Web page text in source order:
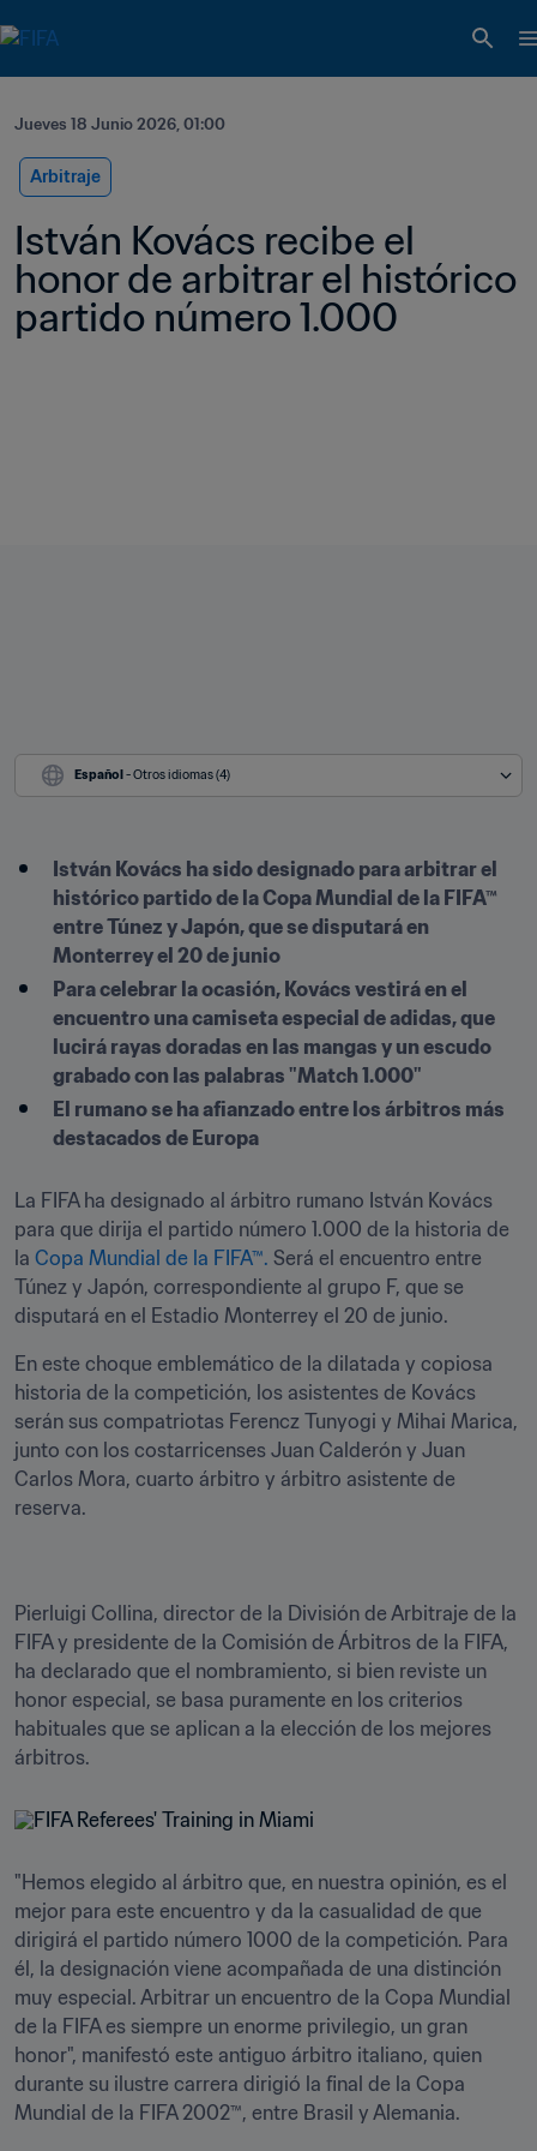
Jueves 18 Junio 2026, 01:00
Arbitraje
István Kovács recibe el
honor de arbitrar el histórico
partido número 1.000
Español - Otros idiomas (4)
István Kovács ha sido designado para arbitrar el
histórico partido de la Copa Mundial de la FIFA™
entre Túnez y Japón, que se disputará en
Monterrey el 20 de junio
Para celebrar la ocasión, Kovács vestirá en el
encuentro una camiseta especial de adidas, que
lucirá rayas doradas en las mangas y un escudo
grabado con las palabras "Match 1.000"
El rumano se ha afianzado entre los árbitros más
destacados de Europa
La FIFA ha designado al árbitro rumano István Kovács
para que dirija el partido número 1.000 de la historia de
la Copa Mundial de la FIFA™. Será el encuentro entre
Túnez y Japón, correspondiente al grupo F, que se
disputará en el Estadio Monterrey el 20 de junio.
En este choque emblemático de la dilatada y copiosa
historia de la competición, los asistentes de Kovács
serán sus compatriotas Ferencz Tunyogi y Mihai Marica,
junto con los costarricenses Juan Calderón y Juan
Carlos Mora, cuarto árbitro y árbitro asistente de
reserva.
Pierluigi Collina, director de la División de Arbitraje de la
FIFA y presidente de la Comisión de Árbitros de la FIFA,
ha declarado que el nombramiento, si bien reviste un
honor especial, se basa puramente en los criterios
habituales que se aplican a la elección de los mejores
árbitros.
"Hemos elegido al árbitro que, en nuestra opinión, es el
mejor para este encuentro y da la casualidad de que
dirigirá el partido número 1000 de la competición. Para
él, la designación viene acompañada de una distinción
muy especial. Arbitrar un encuentro de la Copa Mundial
de la FIFA es siempre un enorme privilegio, un gran
honor", manifestó este antiguo árbitro italiano, quien
durante su ilustre carrera dirigió la final de la Copa
Mundial de la FIFA 2002™, entre Brasil y Alemania.